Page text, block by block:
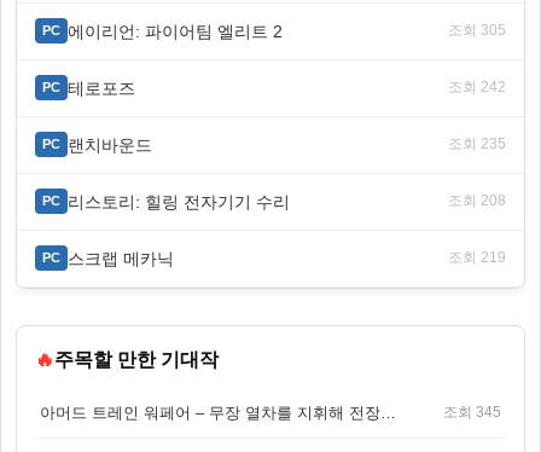
PC 에이리언: 파이어팀 엘리트 2 조회 305
PC 테로포즈 조회 242
PC 랜치바운드 조회 235
PC 리스토리: 힐링 전자기기 수리 조회 208
PC 스크랩 메카닉 조회 219
🔥주목할 만한 기대작
조회 345